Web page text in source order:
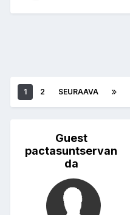
1 2 SEURAAVA
Guest
pactasuntservan
da